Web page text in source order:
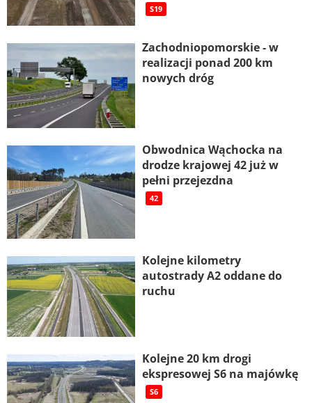
S19
Zachodniopomorskie - w
realizacji ponad 200 km
nowych dróg
Obwodnica Wąchocka na
drodze krajowej 42 już w
pełni przejezdna
42
Kolejne kilometry
autostrady A2 oddane do
ruchu
Kolejne 20 km drogi
ekspresowej S6 na majówkę
S6